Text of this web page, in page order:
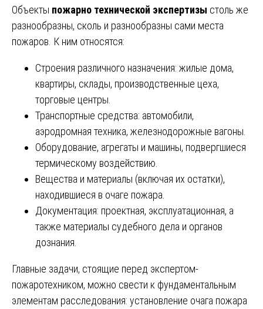
Объекты пожарно технической экспертизы столь же
разнообразны, сколь и разнообразны сами места
пожаров. К ним относятся:
Строения различного назначения: жилые дома,
квартиры, склады, производственные цеха,
торговые центры.
Транспортные средства: автомобили,
аэродромная техника, железнодорожные вагоны.
Оборудование, агрегаты и машины, подвергшиеся
термическому воздействию.
Вещества и материалы (включая их остатки),
находившиеся в очаге пожара.
Документация: проектная, эксплуатационная, а
также материалы судебного дела и органов
дознания.
Главные задачи, стоящие перед экспертом-
пожаротехником, можно свести к фундаментальным
элементам расследования: установление очага пожара